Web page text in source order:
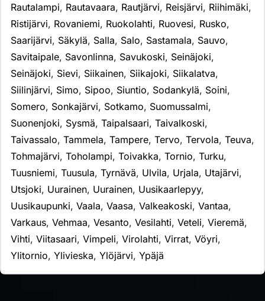
Rautalampi, Rautavaara, Rautjärvi, Reisjärvi, Riihimäki,
Ristijärvi, Rovaniemi, Ruokolahti, Ruovesi, Rusko,
Saarijärvi, Säkylä, Salla, Salo, Sastamala, Sauvo,
Savitaipale, Savonlinna, Savukoski, Seinäjoki,
Seinäjoki, Sievi, Siikainen, Siikajoki, Siikalatva,
Siilinjärvi, Simo, Sipoo, Siuntio, Sodankylä, Soini,
Somero, Sonkajärvi, Sotkamo, Suomussalmi,
Suonenjoki, Sysmä, Taipalsaari, Taivalkoski,
Taivassalo, Tammela, Tampere, Tervo, Tervola, Teuva,
Tohmajärvi, Toholampi, Toivakka, Tornio, Turku,
Tuusniemi, Tuusula, Tyrnävä, Ulvila, Urjala, Utajärvi,
Utsjoki, Uurainen, Uurainen, Uusikaarlepyy,
Uusikaupunki, Vaala, Vaasa, Valkeakoski, Vantaa,
Varkaus, Vehmaa, Vesanto, Vesilahti, Veteli, Vieremä,
Vihti, Viitasaari, Vimpeli, Virolahti, Virrat, Vöyri,
Ylitornio, Ylivieska, Ylöjärvi, Ypäjä